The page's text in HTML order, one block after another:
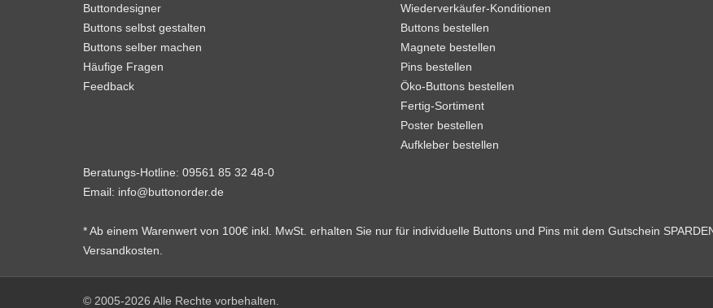
Buttondesigner
Buttons selbst gestalten
Buttons selber machen
Häufige Fragen
Feedback
Wiederverkäufer-Konditionen
Buttons bestellen
Magnete bestellen
Pins bestellen
Öko-Buttons bestellen
Fertig-Sortiment
Poster bestellen
Aufkleber bestellen
Beratungs-Hotline: 09561 85 32 48-0
Email: info@buttonorder.de
* Ab einem Warenwert von 100€ inkl. MwSt. erhalten Sie nur für individuelle Buttons und Pins mit dem Gutschein
Versandkosten.
© 2005-2026 Alle Rechte vorbehalten.